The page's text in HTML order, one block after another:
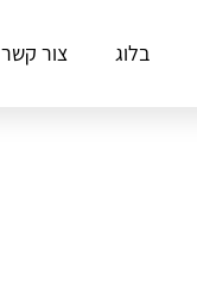
בלוג צור קשר